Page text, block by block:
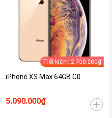
Tiết kiệm: 2.700.000₫
iPhone XS Max 64GB Cũ
5.090.000₫